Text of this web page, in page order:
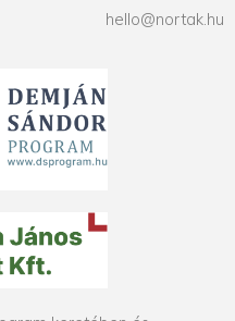
hello@nortak.hu